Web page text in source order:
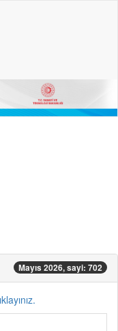
Mayıs 2026, sayi: 702